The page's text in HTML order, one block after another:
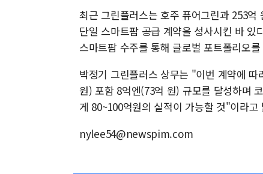
최근 그린플러스는 호주 퓨어그린과 253
단일 스마트팜 공급 계약을 성사시킨 바
스마트팜 수주를 통해 글로벌 포트폴리오
박정기 그린플러스 상무는 "이번 계약에
원) 포함 8억엔(73억 원) 규모를 달성하며
게 80~100억원의 실적이 가능할 것"이라고
nylee54@newspim.com